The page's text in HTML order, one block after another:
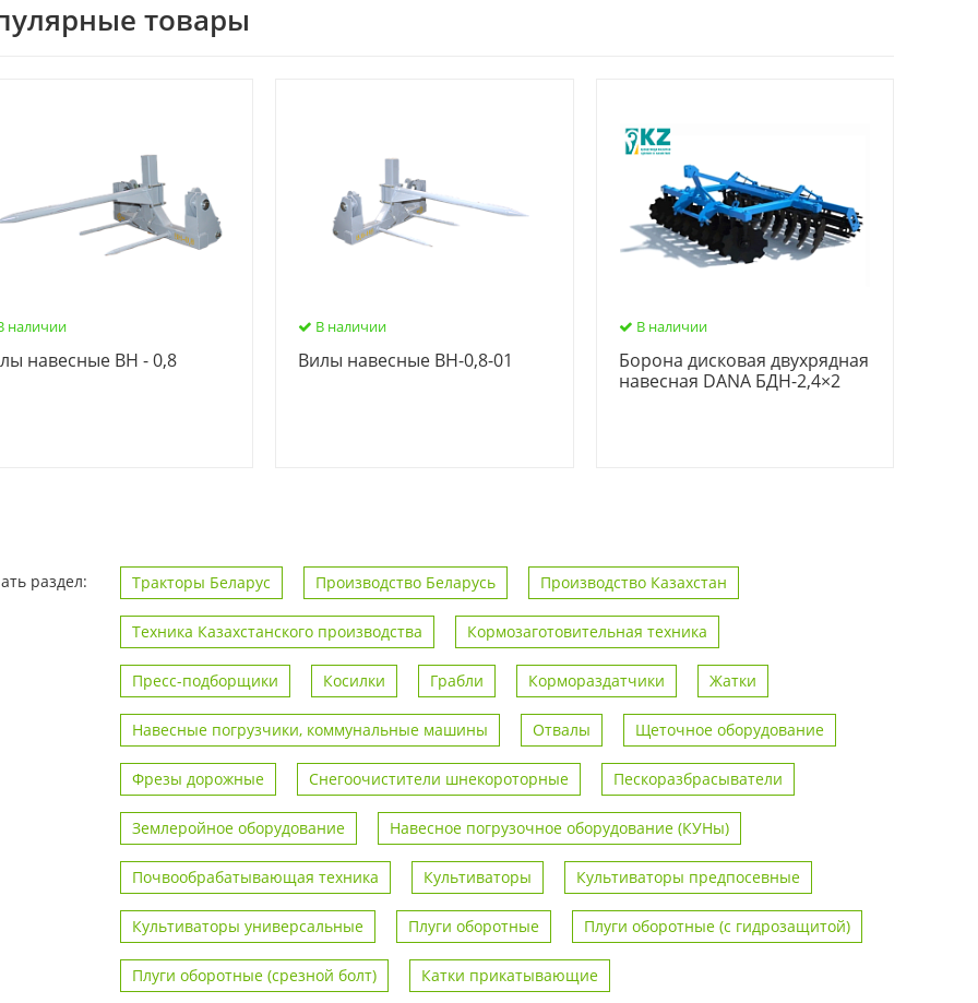
товары
наличии
навесные ВН - 0,8
В наличии
Вилы навесные ВН-0,8-01
В наличии
Борона дисковая двухрядная
навесная DANA БДН-2,4×2
раздел: Тракторы Беларус Производство Беларусь Производство Казахстан
Техника Казахстанского производства Кормозаготовительная техника
Пресс-подборщики Косилки Грабли Кормораздатчики Жатки
Навесные погрузчики, коммунальные машины Отвалы Щеточное оборудование
Фрезы дорожные Снегоочистители шнекороторные Пескоразбрасыватели
Землеройное оборудование Навесное погрузочное оборудование (КУНы)
Почвообрабатывающая техника Культиваторы Культиваторы предпосевные
Культиваторы универсальные Плуги оборотные Плуги оборотные (с гидрозащитой)
Плуги оборотные (срезной болт) Катки прикатывающие